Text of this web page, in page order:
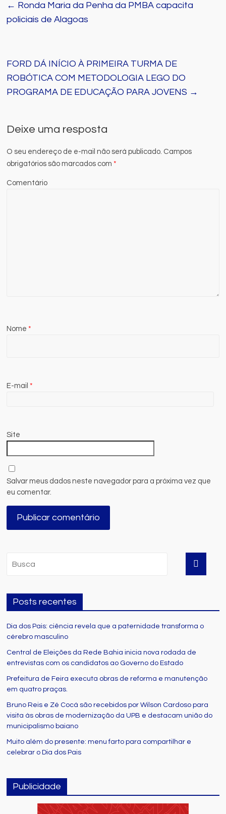
← Ronda Maria da Penha da PMBA capacita
policiais de Alagoas
FORD DÁ INÍCIO À PRIMEIRA TURMA DE
ROBÓTICA COM METODOLOGIA LEGO DO
PROGRAMA DE EDUCAÇÃO PARA JOVENS →
Deixe uma resposta
O seu endereço de e-mail não será publicado. Campos
obrigatórios são marcados com*
Comentário
Nome*
E-mail*
Site
Salvar meus dados neste navegador para a próxima vez que
eu comentar.
Posts recentes
Dia dos Pais: ciência revela que a paternidade transforma o
cérebro masculino
Central de Eleições da Rede Bahia inicia nova rodada de
entrevistas com os candidatos ao Governo do Estado
Prefeitura de Feira executa obras de reforma e manutenção
em quatro praças.
Bruno Reis e Zé Cocá são recebidos por Wilson Cardoso para
visita às obras de modernização da UPB e destacam união do
municipalismo baiano
Muito além do presente: menu farto para compartilhar e
celebrar o Dia dos Pais
Publicidade